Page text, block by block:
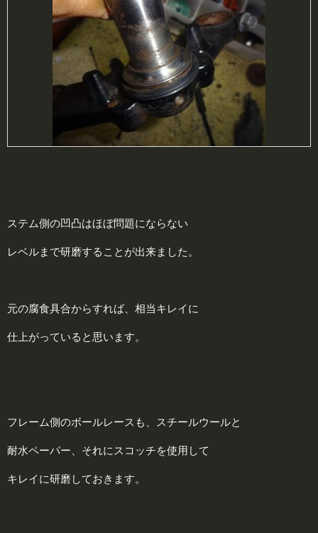
ステム側の凹凸はほぼ問題にならない
レベルまで研磨することが出来ました。
元の腐食具合からすれば、相当キレイに
仕上がっていると思います。
フレーム側のボールレースも、スチールウールと
耐水ペーパー、それにスコッチを使用して
キレイに研磨しておきます。